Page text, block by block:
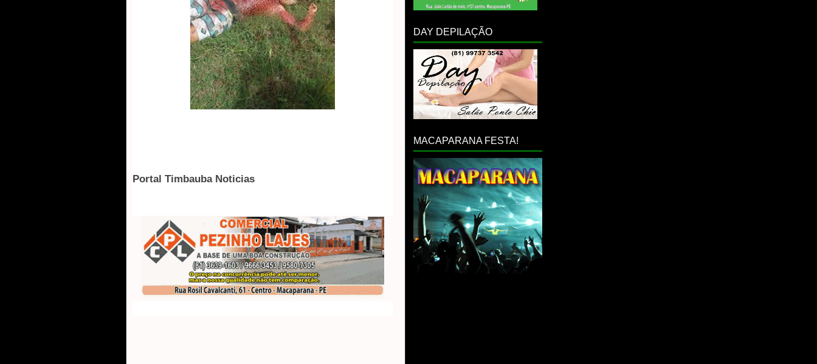
Portal Timbauba Noticias
DAY DEPILAÇÃO
MACAPARANA FESTA!